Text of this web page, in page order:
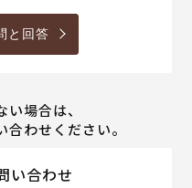
と回答
場合は、
わせください。
い合わせ